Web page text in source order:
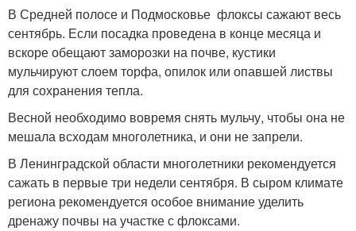
В Средней полосе и Подмосковье флоксы сажают весь
сентябрь. Если посадка проведена в конце месяца и
вскоре обещают заморозки на почве, кустики
мульчируют слоем торфа, опилок или опавшей листвы
для сохранения тепла.
Весной необходимо вовремя снять мульчу, чтобы она не
мешала всходам многолетника, и они не запрели.
В Ленинградской области многолетники рекомендуется
сажать в первые три недели сентября. В сыром климате
региона рекомендуется особое внимание уделить
дренажу почвы на участке с флоксами.